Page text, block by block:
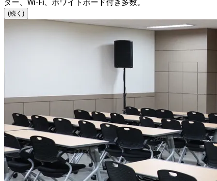
ター、Wi-Fi、ホワイトボード付き多数。
(続く)